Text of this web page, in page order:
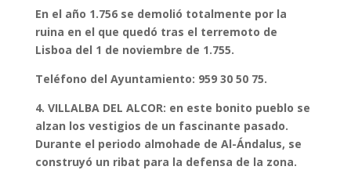
En el año 1.756 se demolió totalmente por la
ruina en el que quedó tras el terremoto de
Lisboa del 1 de noviembre de 1.755.
Teléfono del Ayuntamiento: 959 30 50 75.
4. VILLALBA DEL ALCOR: en este bonito pueblo se
alzan los vestigios de un fascinante pasado.
Durante el periodo almohade de Al-Ándalus, se
construyó un ribat para la defensa de la zona.